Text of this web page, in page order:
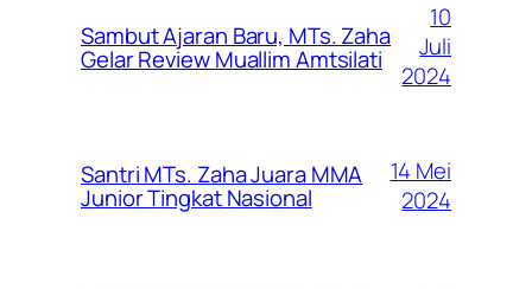
Sambut Ajaran Baru, MTs. Zaha
Gelar Review Muallim Amtsilati
10
Juli
2024
Santri MTs. Zaha Juara MMA
Junior Tingkat Nasional
14 Mei
2024